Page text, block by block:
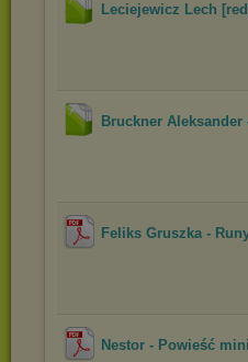
Leciejewicz Lech
Bruckner
Feliks Gruszka -
Nestor - Powieść